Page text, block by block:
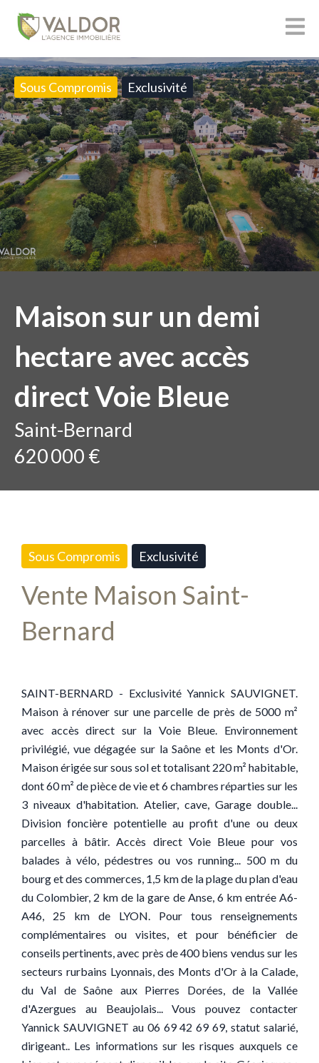
Sous Compromis Exclusivité
Maison sur un demi
hectare avec accès
direct Voie Bleue
Saint-Bernard
620 000 €
Sous Compromis Exclusivité
Vente Maison Saint-
Bernard
SAINT-BERNARD - Exclusivité Yannick SAUVIGNET.
Maison à rénover sur une parcelle de près de 5000 m²
avec accès direct sur la Voie Bleue. Environnement
privilégié, vue dégagée sur la Saône et les Monts d'Or.
Maison érigée sur sous sol et totalisant 220 m² habitable,
dont 60 m² de pièce de vie et 6 chambres réparties sur les
3 niveaux d'habitation. Atelier, cave, Garage double...
Division foncière potentielle au profit d'une ou deux
parcelles à bâtir. Accès direct Voie Bleue pour vos
balades à vélo, pédestres ou vos running... 500 m du
bourg et des commerces, 1,5 km de la plage du plan d'eau
du Colombier, 2 km de la gare de Anse, 6 km entrée A6-
A46, 25 km de LYON. Pour tous renseignements
complémentaires ou visites, et pour bénéficier de
conseils pertinents, avec près de 400 biens vendus sur les
secteurs rurbains Lyonnais, des Monts d'Or à la Calade,
du Val de Saône aux Pierres Dorées, de la Vallée
d'Azergues au Beaujolais... Vous pouvez contacter
Yannick SAUVIGNET au 06 69 42 69 69, statut salarié,
dirigeant.. Les informations sur les risques auxquels ce